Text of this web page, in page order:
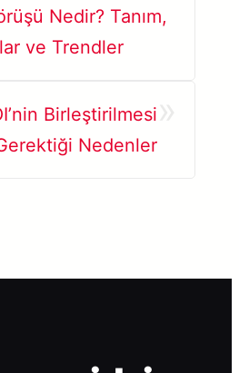
Nedir? Tanım,
ve Trendler
Birleştirilmesi
Nedenler